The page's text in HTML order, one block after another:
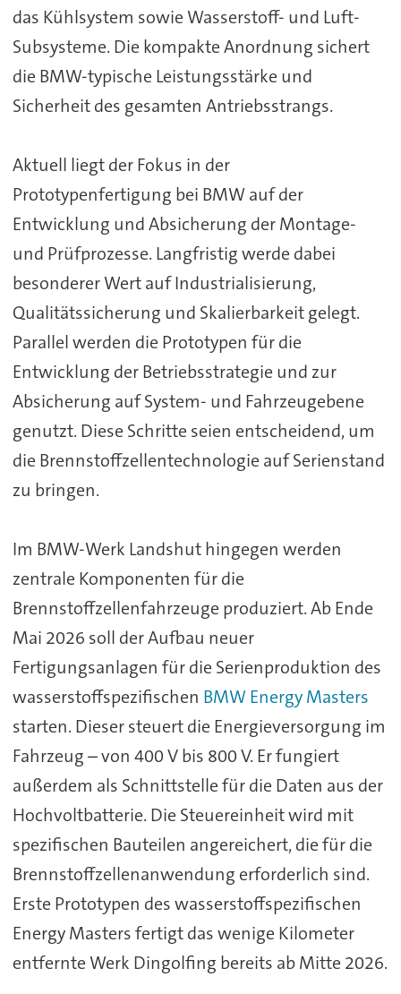
das Kühlsystem sowie Wasserstoff- und Luft-
Subsysteme. Die kompakte Anordnung sichert
die BMW-typische Leistungsstärke und
Sicherheit des gesamten Antriebsstrangs.
Aktuell liegt der Fokus in der
Prototypenfertigung bei BMW auf der
Entwicklung und Absicherung der Montage-
und Prüfprozesse. Langfristig werde dabei
besonderer Wert auf Industrialisierung,
Qualitätssicherung und Skalierbarkeit gelegt.
Parallel werden die Prototypen für die
Entwicklung der Betriebsstrategie und zur
Absicherung auf System- und Fahrzeugebene
genutzt. Diese Schritte seien entscheidend, um
die Brennstoffzellentechnologie auf Serienstand
zu bringen.
Im BMW-Werk Landshut hingegen werden
zentrale Komponenten für die
Brennstoffzellenfahrzeuge produziert. Ab Ende
Mai 2026 soll der Aufbau neuer
Fertigungsanlagen für die Serienproduktion des
wasserstoffspezifischen BMW Energy Masters
starten. Dieser steuert die Energieversorgung im
Fahrzeug – von 400 V bis 800 V. Er fungiert
außerdem als Schnittstelle für die Daten aus der
Hochvoltbatterie. Die Steuereinheit wird mit
spezifischen Bauteilen angereichert, die für die
Brennstoffzellenanwendung erforderlich sind.
Erste Prototypen des wasserstoffspezifischen
Energy Masters fertigt das wenige Kilometer
entfernte Werk Dingolfing bereits ab Mitte 2026.